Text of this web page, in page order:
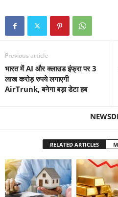
Previous article
भारत में AI और क्लाउड इंफ्रा पर 3
लाख करोड़ रुपये लगाएगी
AirTrunk, बनेगा बड़ा डेटा हब
RELATED ARTICLES